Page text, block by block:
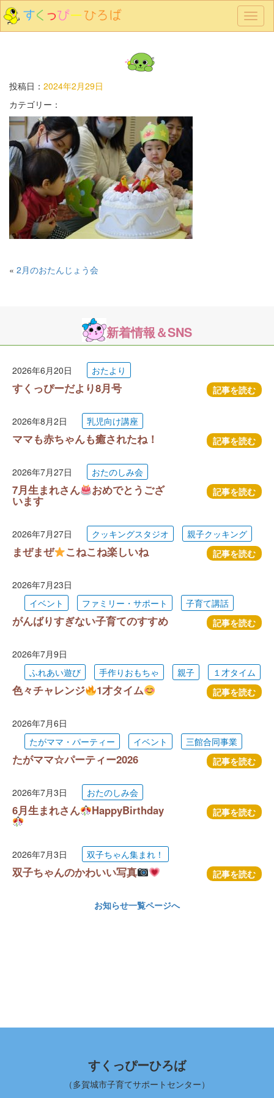
メ
ニ
投稿日： 2024年2月29日
カテゴリー：
« 2月のおたんじょう会
新着情報＆SNS
2026年6月20日 おたより
すくっぴーだより8月号 記事を読む
2026年8月2日 乳児向け講座
ママも赤ちゃんも癒されたね！ 記事を読む
2026年7月27日 おたのしみ会
7月生まれさん おめでとうござ
います
記事を読む
2026年7月27日 クッキングスタジオ 親子クッキング
まぜまぜ こねこね楽しいね 記事を読む
2026年7月23日
イベント
ファミリー・サポート 子育て講話
がんばりすぎない子育てのすすめ 記事を読む
2026年7月9日
ふれあい遊び
手作りおもちゃ 親子 １才タイム
色々チャレンジ 1才タイム 記事を読む
2026年7月6日
たがママ・パーティー
イベント 三館合同事業
たがママ☆パーティー2026 記事を読む
2026年7月3日 おたのしみ会
6月生まれさん HappyBirthday 記事を読む
2026年7月3日 双子ちゃん集まれ！
双子ちゃんのかわいい写真 記事を読む
お知らせ一覧ページへ
すくっぴーひろば
（多賀城市子育てサポートセンター）